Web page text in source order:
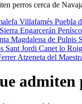
perros cerca de
Villafamés Puebla
Sierra Engarcerán
Magdalena de Pulpis
Sant Jordi Canet lo Roig
Atzeneta del